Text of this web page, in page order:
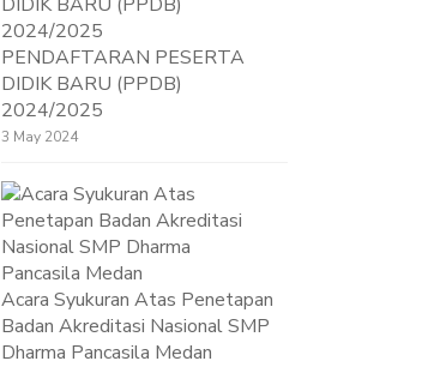
PENDAFTARAN PESERTA
DIDIK BARU (PPDB)
2024/2025
3 May 2024
Acara Syukuran Atas Penetapan
Badan Akreditasi Nasional SMP
Dharma Pancasila Medan